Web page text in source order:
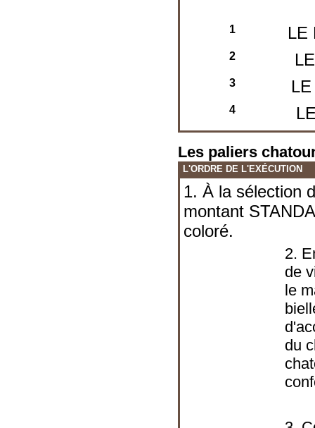
1 LE
2
3
4
Les paliers
L'ORDRE DE L'EXÉCUTION
1. À la sélection
montant
coloré.
2.
de
le
du